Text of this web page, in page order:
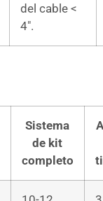
del cable <
4″.
Sistema
de kit
completo